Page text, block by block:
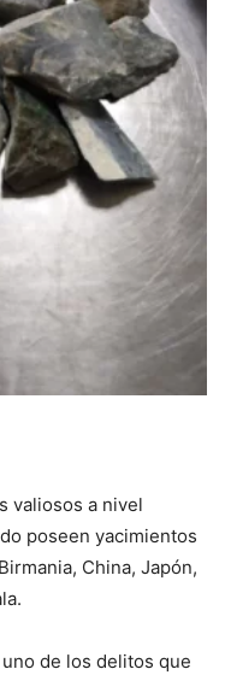
valiosos a nivel
poseen yacimientos
China, Japón,
de los delitos que